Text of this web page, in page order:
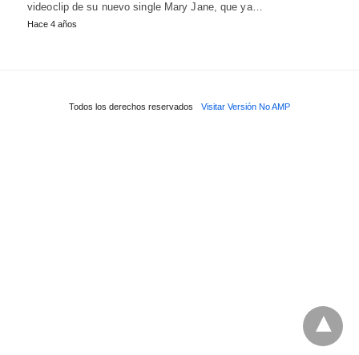
videoclip de su nuevo single Mary Jane, que ya…
Hace 4 años
Todos los derechos reservados Visitar Versión No AMP